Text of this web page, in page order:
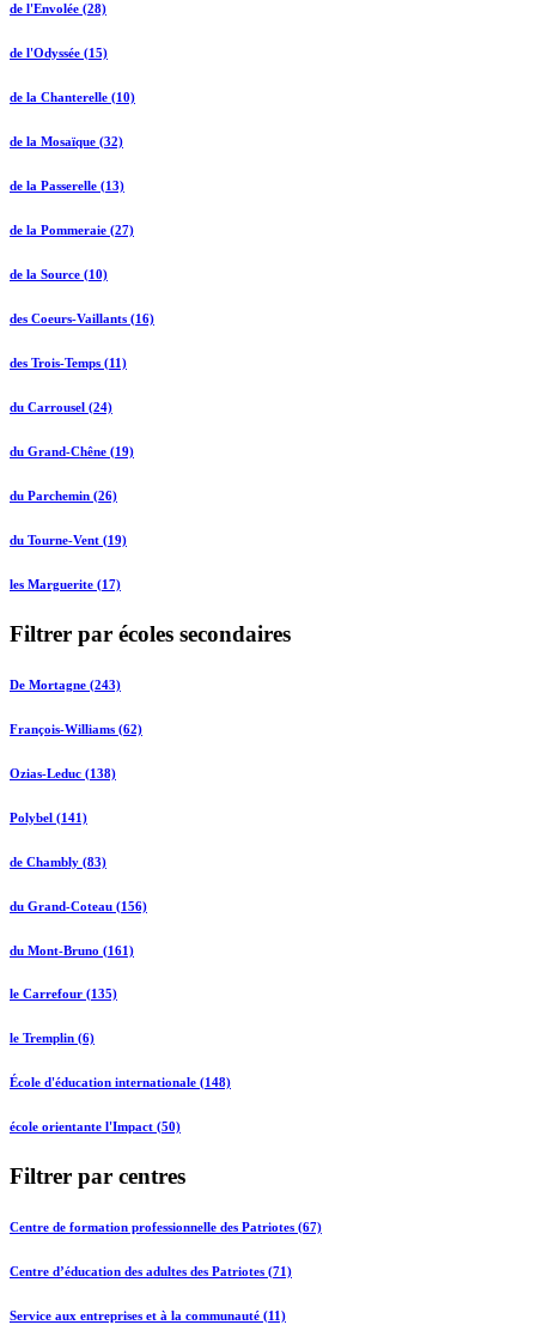
de l'Envolée (28)
de l'Odyssée (15)
de la Chanterelle (10)
de la Mosaïque (32)
de la Passerelle (13)
de la Pommeraie (27)
de la Source (10)
des Coeurs-Vaillants (16)
des Trois-Temps (11)
du Carrousel (24)
du Grand-Chêne (19)
du Parchemin (26)
du Tourne-Vent (19)
les Marguerite (17)
Filtrer par écoles secondaires
De Mortagne (243)
François-Williams (62)
Ozias-Leduc (138)
Polybel (141)
de Chambly (83)
du Grand-Coteau (156)
du Mont-Bruno (161)
le Carrefour (135)
le Tremplin (6)
École d'éducation internationale (148)
école orientante l'Impact (50)
Filtrer par centres
Centre de formation professionnelle des Patriotes (67)
Centre d’éducation des adultes des Patriotes (71)
Service aux entreprises et à la communauté (11)